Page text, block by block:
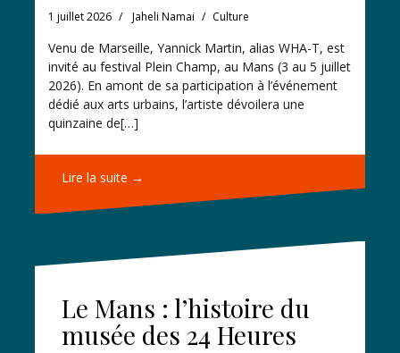
1 juillet 2026 Jaheli Namai Culture
Venu de Marseille, Yannick Martin, alias WHA-T, est
invité au festival Plein Champ, au Mans (3 au 5 juillet
2026). En amont de sa participation à l’événement
dédié aux arts urbains, l’artiste dévoilera une
quinzaine de[…]
Lire la suite →
Le Mans : l’histoire du
musée des 24 Heures